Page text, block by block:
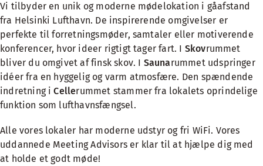
Vi tilbyder en unik og moderne mødelokation i gåafstand
fra Helsinki Lufthavn. De inspirerende omgivelser er
perfekte til forretningsmøder, samtaler eller motiverende
konferencer, hvor ideer rigtigt tager fart. I Skovrummet
bliver du omgivet af finsk skov. I Saunarummet udspringer
idéer fra en hyggelig og varm atmosfære. Den spændende
indretning iCellerummet stammer fra lokalets oprindelige
funktion som lufthavnsfængsel.
Alle vores lokaler har moderne udstyr og fri WiFi. Vores
uddannede Meeting Advisors er klar til at hjælpe dig med
at holde et godt møde!